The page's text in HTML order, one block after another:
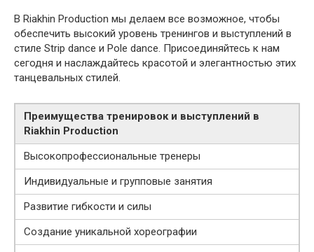
В Riakhin Production мы делаем все возможное, чтобы
обеспечить высокий уровень тренингов и выступлений в
стиле Strip dance и Pole dance. Присоединяйтесь к нам
сегодня и наслаждайтесь красотой и элегантностью этих
танцевальных стилей.
Преимущества тренировок и выступлений в
Riakhin Production
Высокопрофессиональные тренеры
Индивидуальные и групповые занятия
Развитие гибкости и силы
Создание уникальной хореографии